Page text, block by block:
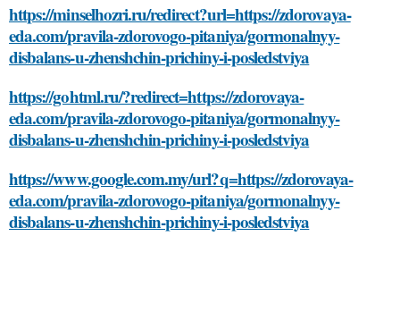
https://minselhozri.ru/redirect?url=https://zdorovaya-
eda.com/pravila-zdorovogo-pitaniya/gormonalnyy-
disbalans-u-zhenshchin-prichiny-i-posledstviya
https://gohtml.ru/?redirect=https://zdorovaya-
eda.com/pravila-zdorovogo-pitaniya/gormonalnyy-
disbalans-u-zhenshchin-prichiny-i-posledstviya
https://www.google.com.my/url?q=https://zdorovaya-
eda.com/pravila-zdorovogo-pitaniya/gormonalnyy-
disbalans-u-zhenshchin-prichiny-i-posledstviya